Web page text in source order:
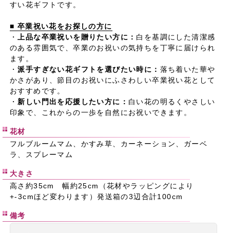
すい花ギフトです。
■ 卒業祝い花をお探しの方に
・
上品な卒業祝いを贈りたい方に： 白を基調にした清潔感
のある雰囲気で、卒業のお祝いの気持ちを丁寧に届けられ
ます。
・派手すぎない花ギフトを選びたい時に： 落ち着いた華や
かさがあり、節目のお祝いにふさわしい卒業祝い花として
おすすめです。
・ 新しい門出を応援したい方に： 白い花の明るくやさしい
印象で、これからの一歩を自然にお祝いできます。
花材
フルブルームマム、かすみ草、カーネーション、ガーベ
ラ、スプレーマム
大きさ
高さ約35cm 幅約25cm（花材やラッピングにより
+-3cmほど変わります）発送箱の3辺合計100cm
備考